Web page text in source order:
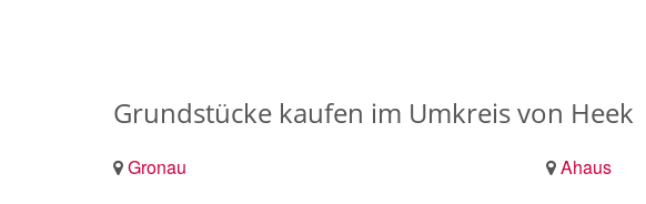
Grundstücke kaufen im Umkreis von Heek
Gronau Ahaus